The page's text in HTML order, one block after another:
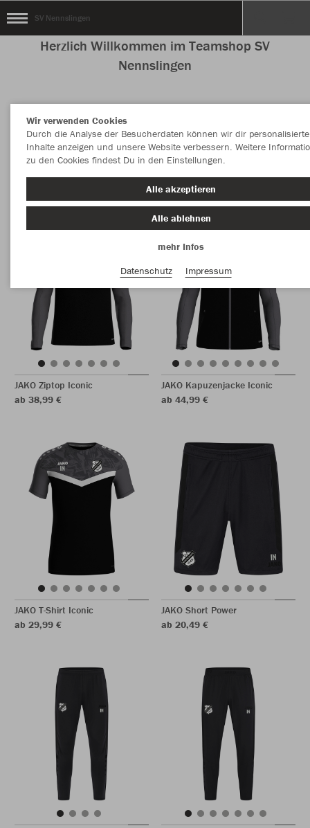
SV Nennslingen
Herzlich Willkommen im Teamshop SV
Nennslingen
Nachhaltig Farbe
JAKO Ziptop Iconic
ab 38,99 €
JAKO Kapuzenjacke Iconic
ab 44,99 €
JAKO T-Shirt Iconic
ab 29,99 €
JAKO Short Power
ab 20,49 €
Wir verwenden Cookies
Durch die Analyse der Besucherdaten können wir dir personalisierte
Inhalte anzeigen und unsere Website verbessern. Weitere
zu den Cookies findest Du in den Einstellungen.
Alle akzeptieren
Alle ablehnen
mehr Infos
Datenschutz
Impressum